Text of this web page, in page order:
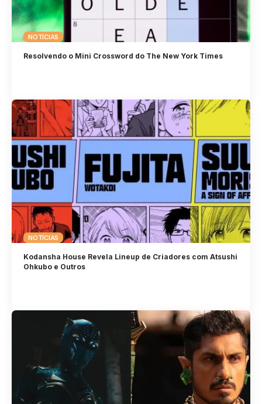
NOTÍCIAS
Resolvendo o Mini Crossword do The New York Times
NOTÍCIAS
Kodansha House Revela Lineup de Criadores com Atsushi
Ohkubo e Outros